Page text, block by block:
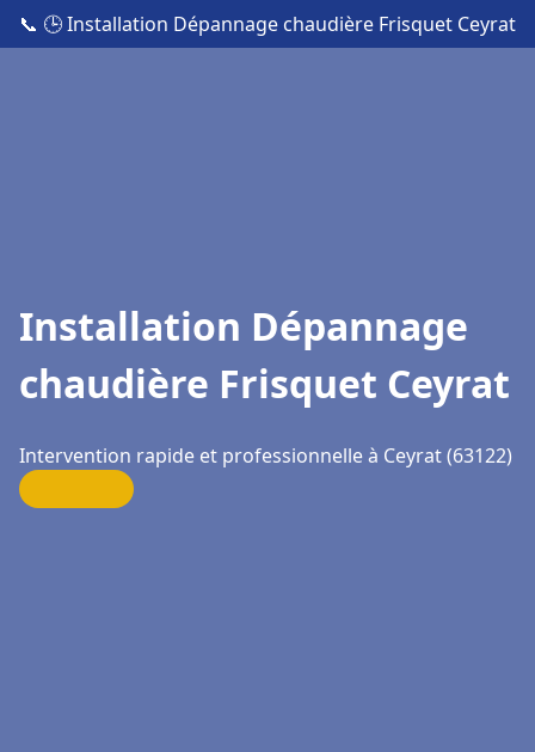
📞 🕒 Installation Dépannage chaudière Frisquet Ceyrat
Installation Dépannage
chaudière Frisquet Ceyrat
Intervention rapide et professionnelle à Ceyrat (63122)